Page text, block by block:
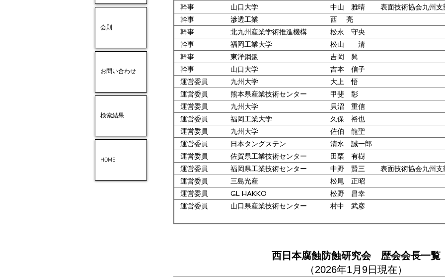
幹事
山口大学 中山 雅晴
表面技術協会九州
幹事
滲透工業
西 亮
幹事
北九州産業学術推進機構
松永 守央
幹事
福岡工業大学
松山 清
幹事
東洋鋼鈑
吉岡 興
幹事
山口大学
吉本 信子
運営委員
九州大学
大上 悟
運営委員
熊本県産業技術センター
甲斐 彰
運営委員
九州大学
貝沼 重信
運営委員
福岡工業大学
久保 裕也
運営委員
九州大学
佐伯 龍聖
運営委員
日本タングステン
清水 誠一郎
運営委員
佐賀県工業技術センター
田栗 有樹
運営委員
福岡県工業技術センター 中野 賢三
表面技術協会九州
運営委員
三島光産
松尾 正昭
運営委員
GL HAKKO
松野 昌幸
運営委員
山口県産業技術センター 村中 武彦
西日本腐蝕防蝕研究会 歴会会長一覧
（2026年1月9日現在）
会則
お問い合わせ
検索結果
HOME